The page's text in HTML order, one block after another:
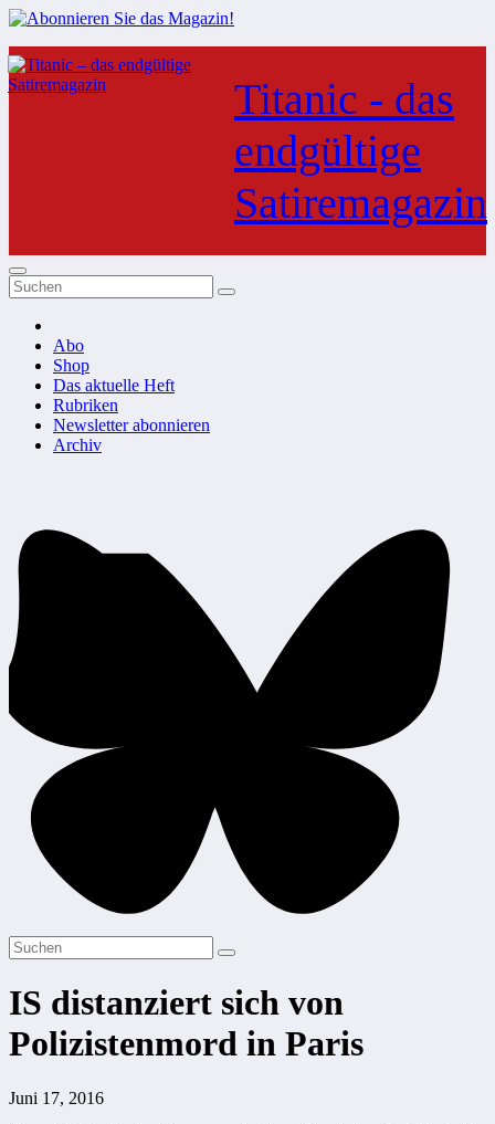
Zum
Inhalt
springen
Titanic - das
endgültige
Satiremagazin
Abo
Shop
Das aktuelle Heft
Rubriken
Newsletter abonnieren
Archiv
IS distanziert sich von
Polizistenmord in Paris
Juni 17, 2016